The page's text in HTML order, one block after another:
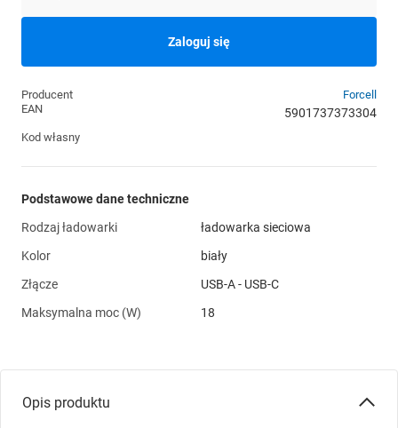
Zaloguj się
Producent
Forcell
EAN
5901737373304
Kod własny
Podstawowe dane techniczne
Rodzaj ładowarki
ładowarka sieciowa
Kolor
biały
Złącze
USB-A - USB-C
Maksymalna moc (W)
18
Opis produktu